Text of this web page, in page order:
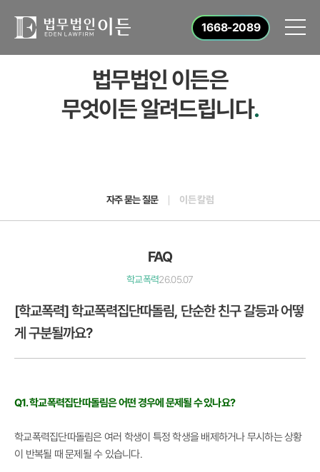
1668-2089
법무법인 이든은
무엇이든 알려드립니다.
자주 묻는 질문 이든 칼럼
FAQ
학교폭력26.05.07
[학교폭력] 학교폭력집단따돌림, 단순한 친구 갈등과 어떻
게 구분될까요?
Q1. 학교폭력집단따돌림은 어떤 경우에 문제될 수 있나요?
학교폭력집단따돌림은 여러 학생이 특정 학생을 배제하거나 무시하는 상황
이 반복될 때 문제될 수 있습니다.